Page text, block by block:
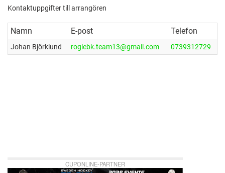
Kontaktuppgifter till arrangören
Namn E-post Telefon
Johan Björklund roglebk.team13@gmail.com 0739312729
CUPONLINE-PARTNER